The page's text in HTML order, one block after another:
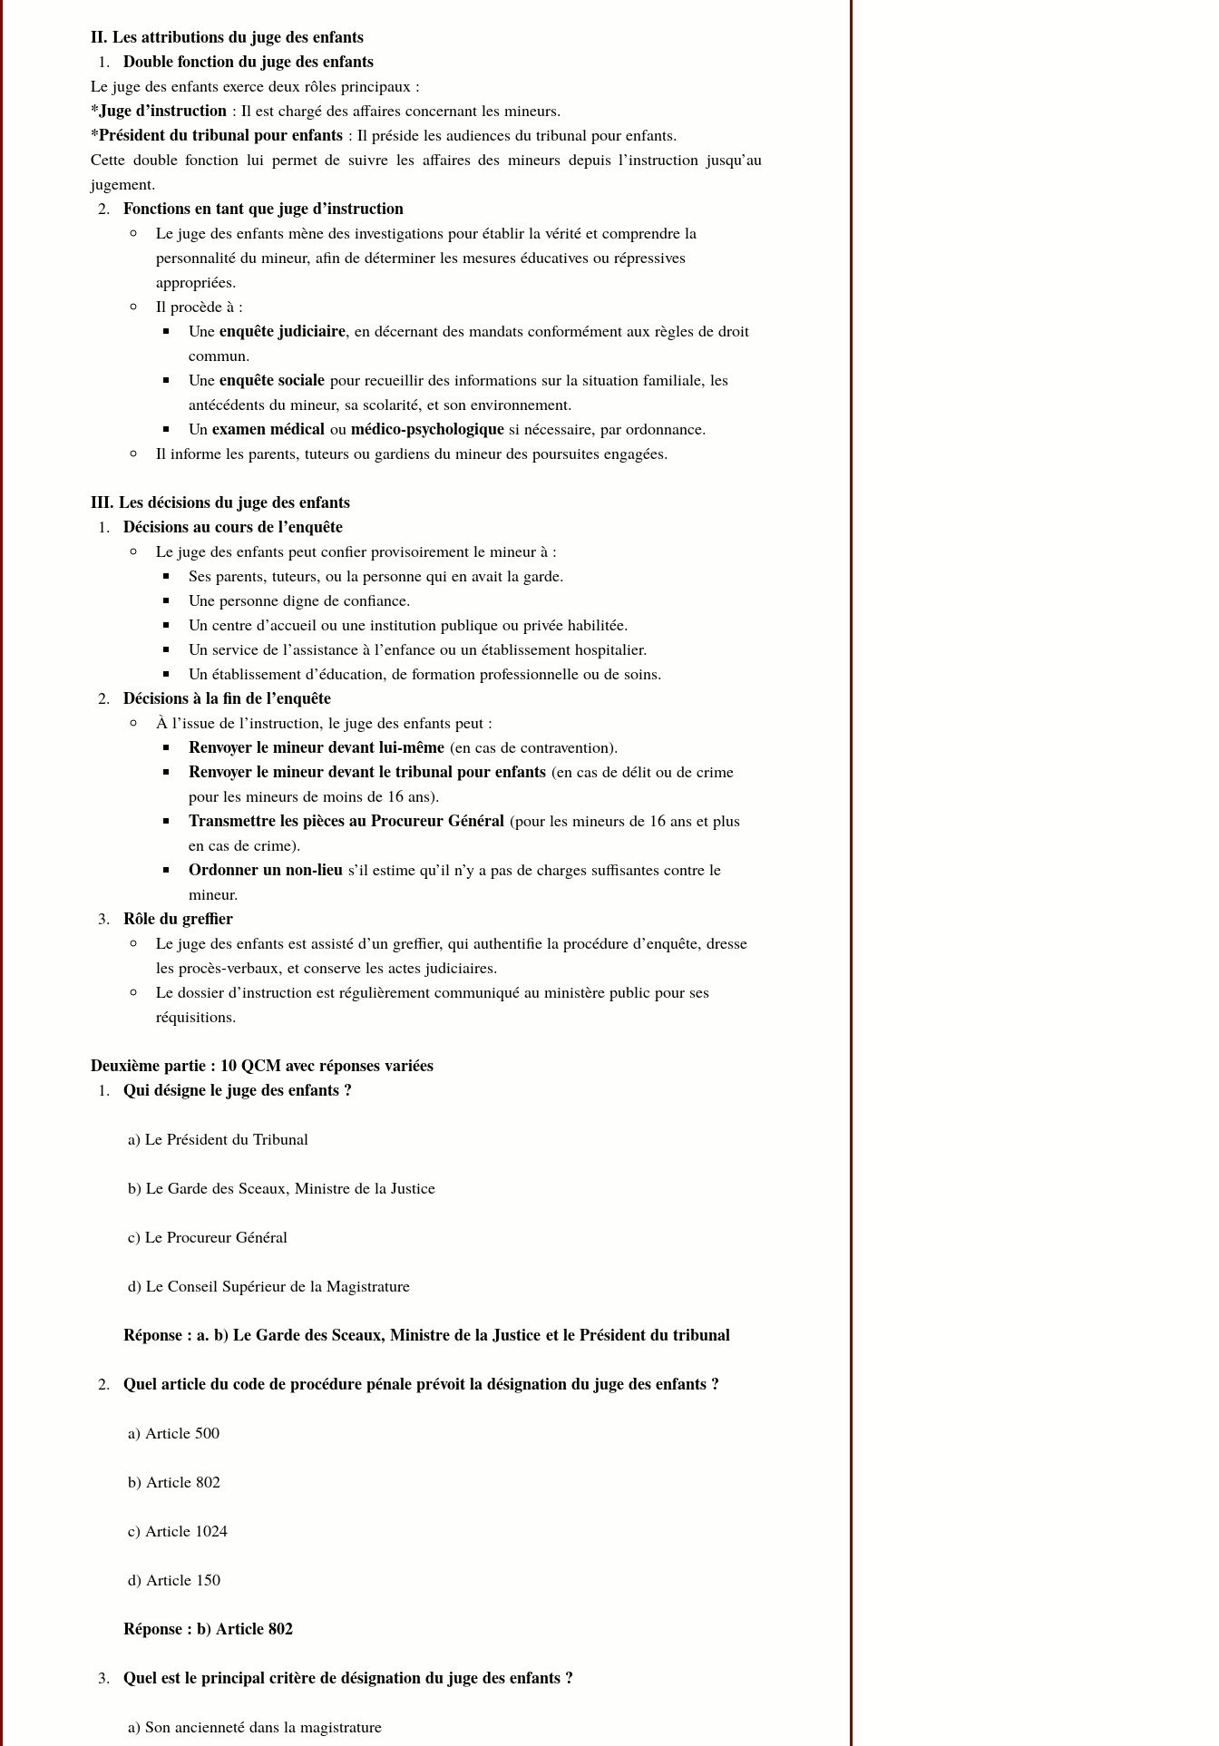
II. Les attributions du juge des enfants
Double fonction du juge des enfants
Le juge des enfants exerce deux rôles principaux :
*Juge d’instruction : Il est chargé des affaires concernant les mineurs.
*Président du tribunal pour enfants : Il préside les audiences du tribunal pour enfants.
Cette double fonction lui permet de suivre les affaires des mineurs depuis l’instruction jusqu’au
jugement.
Fonctions en tant que juge d’instruction
Le juge des enfants mène des investigations pour établir la vérité et comprendre la
personnalité du mineur, afin de déterminer les mesures éducatives ou répressives
appropriées.
Il procède à :
Une enquête judiciaire, en décernant des mandats conformément aux règles de droit
commun.
Une enquête sociale pour recueillir des informations sur la situation familiale, les
antécédents du mineur, sa scolarité, et son environnement.
Un examen médical ou médico-psychologique si nécessaire, par ordonnance.
Il informe les parents, tuteurs ou gardiens du mineur des poursuites engagées.
III. Les décisions du juge des enfants
Décisions au cours de l’enquête
Le juge des enfants peut confier provisoirement le mineur à :
Ses parents, tuteurs, ou la personne qui en avait la garde.
Une personne digne de confiance.
Un centre d’accueil ou une institution publique ou privée habilitée.
Un service de l’assistance à l’enfance ou un établissement hospitalier.
Un établissement d’éducation, de formation professionnelle ou de soins.
Décisions à la fin de l’enquête
À l’issue de l’instruction, le juge des enfants peut :
Renvoyer le mineur devant lui-même (en cas de contravention).
Renvoyer le mineur devant le tribunal pour enfants (en cas de délit ou de crime
pour les mineurs de moins de 16 ans).
Transmettre les pièces au Procureur Général (pour les mineurs de 16 ans et plus
en cas de crime).
Ordonner un non-lieu s’il estime qu’il n’y a pas de charges suffisantes contre le
mineur.
Rôle du greffier
Le juge des enfants est assisté d’un greffier, qui authentifie la procédure d’enquête, dresse
les procès-verbaux, et conserve les actes judiciaires.
Le dossier d’instruction est régulièrement communiqué au ministère public pour ses
réquisitions.
Deuxième partie : 10 QCM avec réponses variées
Qui désigne le juge des enfants ?
a) Le Président du Tribunal
b) Le Garde des Sceaux, Ministre de la Justice
c) Le Procureur Général
d) Le Conseil Supérieur de la Magistrature
Réponse : a. b) Le Garde des Sceaux, Ministre de la Justice et le Président du tribunal
Quel article du code de procédure pénale prévoit la désignation du juge des enfants ?
a) Article 500
b) Article 802
c) Article 1024
d) Article 150
Réponse : b) Article 802
Quel est le principal critère de désignation du juge des enfants ?
a) Son ancienneté dans la magistrature